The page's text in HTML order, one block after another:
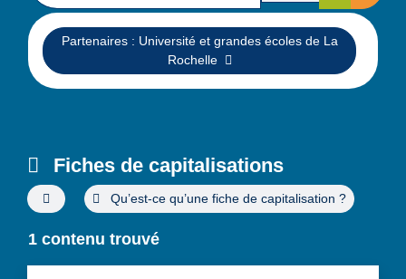
Supprimer
Partenaires : Université et grandes écoles de La
Rochelle
Fiches de capitalisations
Filtres de recherche avancée
Qu’est-ce qu’une fiche de capitalisation ?
1 contenu trouvé